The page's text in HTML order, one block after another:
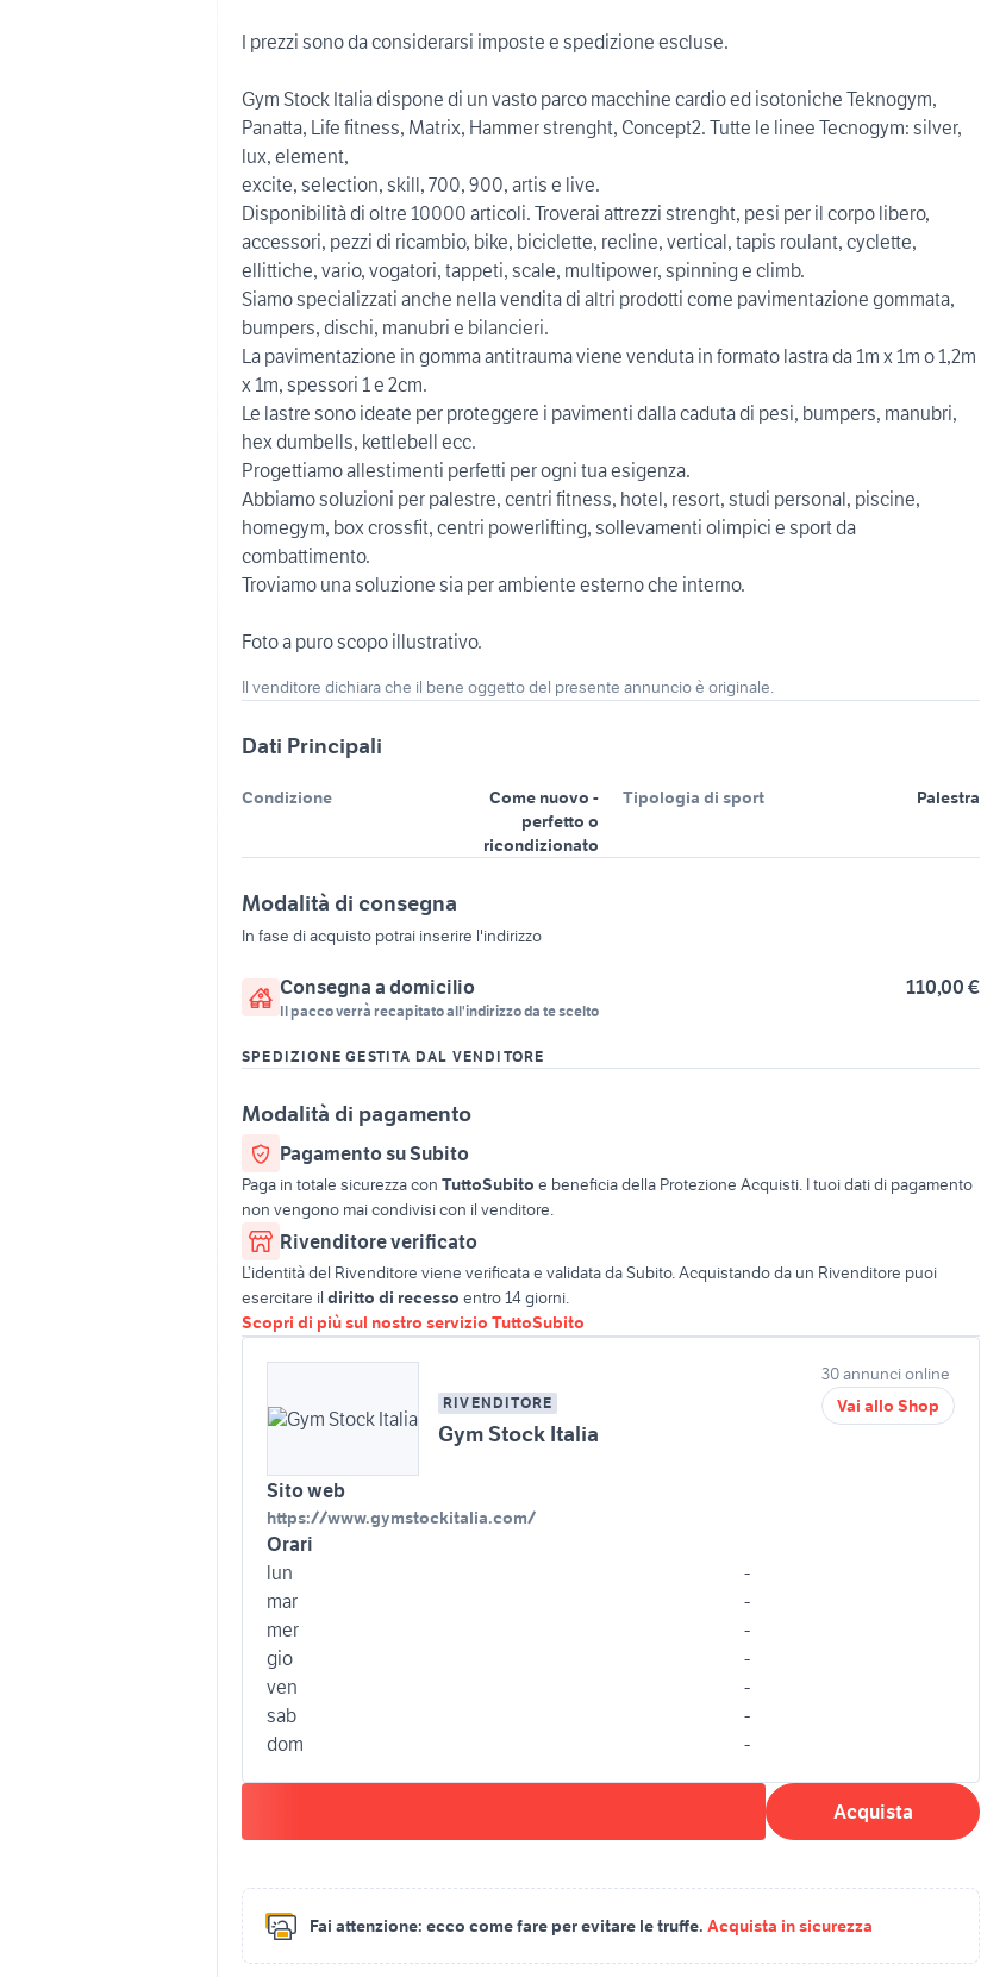
I prezzi sono da considerarsi imposte e spedizione escluse.
Gym Stock Italia dispone di un vasto parco macchine cardio ed isotoniche Teknogym,
Panatta, Life fitness, Matrix, Hammer strenght, Concept2. Tutte le linee Tecnogym: silver,
lux, element,
excite, selection, skill, 700, 900, artis e live.
Disponibilità di oltre 10000 articoli. Troverai attrezzi strenght, pesi per il corpo libero,
accessori, pezzi di ricambio, bike, biciclette, recline, vertical, tapis roulant, cyclette,
ellittiche, vario, vogatori, tappeti, scale, multipower, spinning e climb.
Siamo specializzati anche nella vendita di altri prodotti come pavimentazione gommata,
bumpers, dischi, manubri e bilancieri.
La pavimentazione in gomma antitrauma viene venduta in formato lastra da 1m x 1m o 1,2m
x 1m, spessori 1 e 2cm.
Le lastre sono ideate per proteggere i pavimenti dalla caduta di pesi, bumpers, manubri,
hex dumbells, kettlebell ecc.
Progettiamo allestimenti perfetti per ogni tua esigenza.
Abbiamo soluzioni per palestre, centri fitness, hotel, resort, studi personal, piscine,
homegym, box crossfit, centri powerlifting, sollevamenti olimpici e sport da
combattimento.
Troviamo una soluzione sia per ambiente esterno che interno.
Foto a puro scopo illustrativo.
Il venditore dichiara che il bene oggetto del presente annuncio è originale.
Dati Principali
Condizione
Come nuovo -
perfetto o
ricondizionato
Tipologia di sport Palestra
Modalità di consegna
In fase di acquisto potrai inserire l'indirizzo
Consegna a domicilio 110,00 €
Il pacco verrà recapitato all'indirizzo da te scelto
SPEDIZIONE GESTITA DAL VENDITORE
Modalità di pagamento
Pagamento su Subito
Paga in totale sicurezza con TuttoSubito e beneficia della Protezione Acquisti. I tuoi dati di pagamento
non vengono mai condivisi con il venditore.
Rivenditore verificato
L’identità del Rivenditore viene verificata e validata da Subito. Acquistando da un Rivenditore puoi
esercitare il diritto di recesso entro 14 giorni.
Scopri di più sul nostro servizio TuttoSubito
RIVENDITORE
Gym Stock Italia
Sito web
https://www.gymstockitalia.com/
Orari
lun
-
mar
-
mer
-
gio
-
ven
-
sab
-
dom
-
30 annunci online
Vai allo Shop
Acquista
Fai attenzione: ecco come fare per evitare le truffe. Acquista in sicurezza